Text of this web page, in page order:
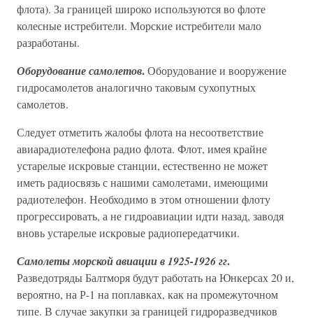
флота). За границей широко используются во флоте
колесные истребители. Морские истребители мало
разработаны.
Оборудование самолетов.Оборудование и вооружение
гидросамолетов аналогично таковым сухопутных
самолетов.
Следует отметить жалобы флота на несоответствие
авиарадиотелефона радио флота. Флот, имея крайне
устарелые искровые станции, естественно не может
иметь радиосвязь с нашими самолетами, имеющими
радиотелефон. Необходимо в этом отношении флоту
прогрессировать, а не гидроавиации идти назад, заводя
вновь устарелые искровые радиопередатчики.
Самолеты морской авиации в 1925-1926 гг.
Разведотряды Балтморя будут работать на Юнкерсах 20 и,
вероятно, на Р-1 на поплавках, как на промежуточном
типе. В случае закупки за границей гидроразведчиков